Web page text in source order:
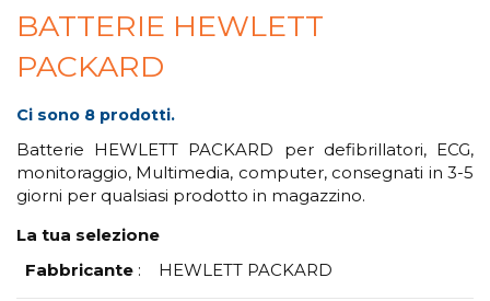
BATTERIE HEWLETT
PACKARD
Ci sono 8 prodotti.
Batterie HEWLETT PACKARD per defibrillatori, ECG,
monitoraggio, Multimedia, computer, consegnati in 3-5
giorni per qualsiasi prodotto in magazzino.
La tua selezione
Fabbricante : HEWLETT PACKARD